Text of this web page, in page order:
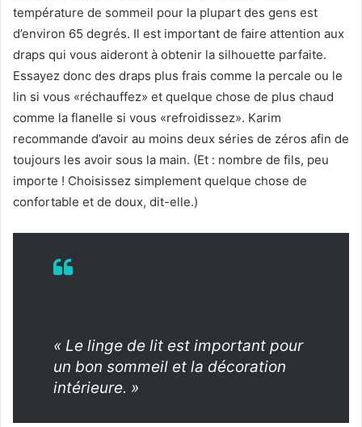
température de sommeil pour la plupart des gens est
d’environ 65 degrés. Il est important de faire attention aux
draps qui vous aideront à obtenir la silhouette parfaite.
Essayez donc des draps plus frais comme la percale ou le
lin si vous «réchauffez» et quelque chose de plus chaud
comme la flanelle si vous «refroidissez». Karim
recommande d’avoir au moins deux séries de zéros afin de
toujours les avoir sous la main. (Et : nombre de fils, peu
importe ! Choisissez simplement quelque chose de
confortable et de doux, dit-elle.)
« Le linge de lit est important pour
un bon sommeil et la décoration
intérieure. »